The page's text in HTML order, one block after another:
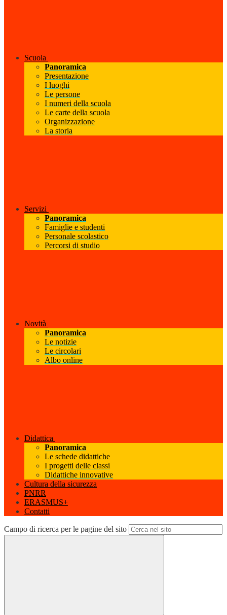
Scuola
Panoramica
Presentazione
I luoghi
Le persone
I numeri della scuola
Le carte della scuola
Organizzazione
La storia
Servizi
Panoramica
Famiglie e studenti
Personale scolastico
Percorsi di studio
Novità
Panoramica
Le notizie
Le circolari
Albo online
Didattica
Panoramica
Le schede didattiche
I progetti delle classi
Didattiche innovative
Cultura della sicurezza
PNRR
ERASMUS+
Contatti
Campo di ricerca per le pagine del sito